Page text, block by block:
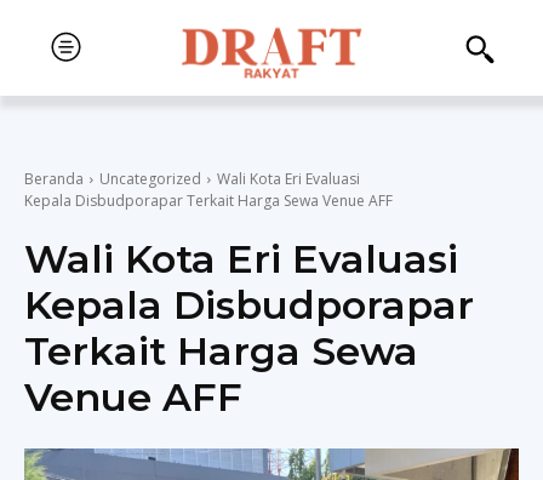
Beranda Uncategorized
Wali Kota Eri Evaluasi
Kepala Disbudporapar Terkait Harga Sewa Venue AFF
Wali Kota Eri Evaluasi
Kepala Disbudporapar
Terkait Harga Sewa
Venue AFF